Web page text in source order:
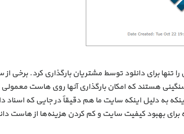
برای دانلود توسط مشتریان بارگذاری کرد. برخی از
هستند که امکان بارگذاری آنها روی هاست
به دلیل اینکه سایت ما هم دقیقاً در جایی که اسناد
بهبود کیفیت سایت و کم کردن هزینه‌ها از هاست